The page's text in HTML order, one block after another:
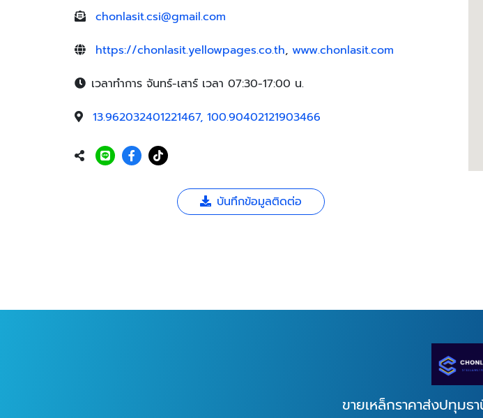
chonlasit.csi@gmail.com
https://chonlasit.yellowpages.co.th, www.chonlasit.com
เวลาทำการ จันทร์-เสาร์ เวลา 07:30-17:00 น.
13.962032401221467, 100.90402121903466
บันทึกข้อมูลติดต่อ
ขายเหล็กราคาส่งปทุมธ